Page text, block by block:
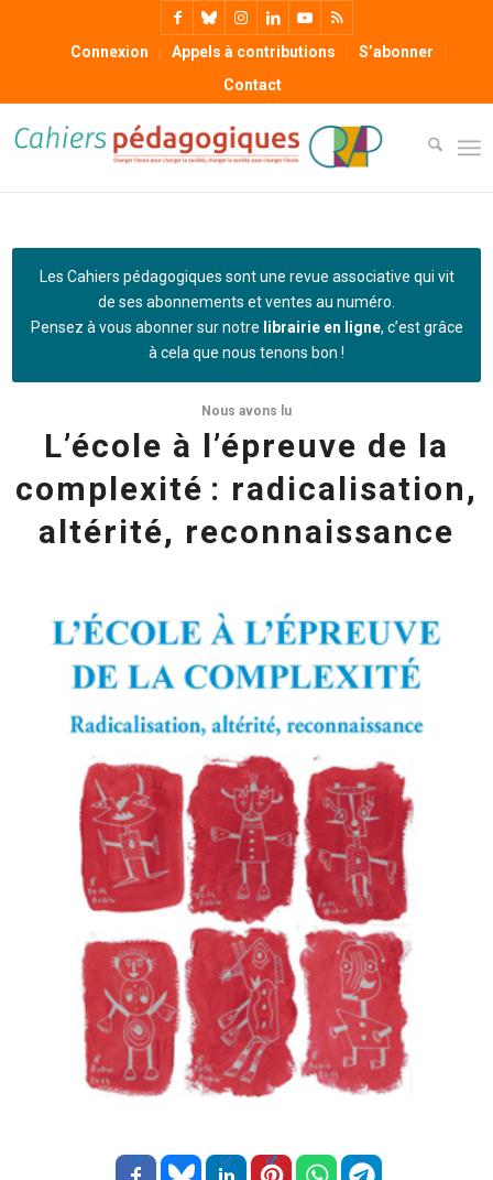
Connexion Appels à contributions
S’abonner
Contact
Les Cahiers pédagogiques sont une revue associative qui vit
de ses abonnements et ventes au numéro.
Pensez à vous abonner sur notre librairie en ligne, c’est grâce
à cela que nous tenons bon !
Nous avons lu
L’école à l’épreuve de la
complexité : radicalisation,
altérité, reconnaissance